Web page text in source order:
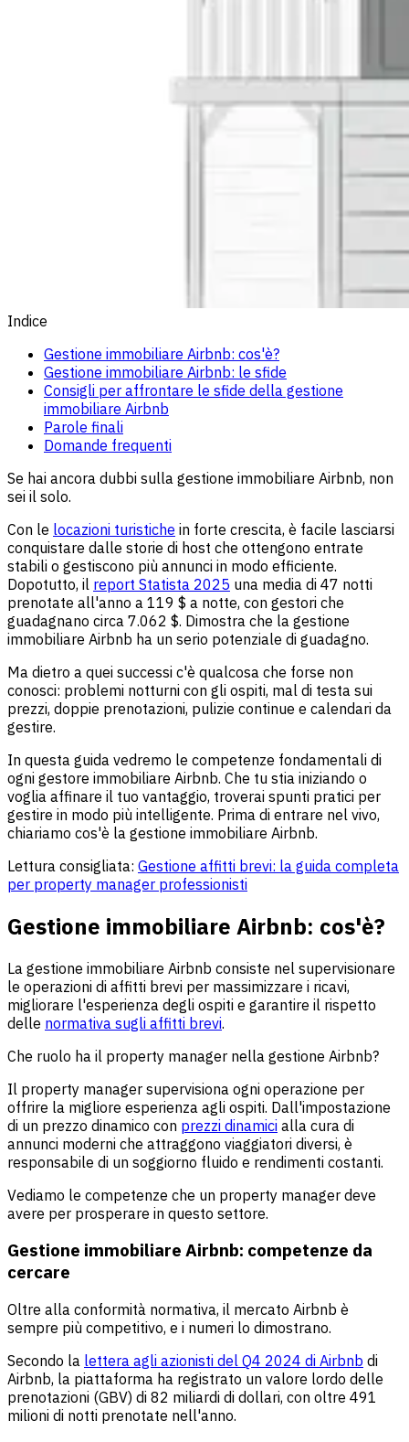
Indice
Gestione immobiliare Airbnb: cos'è?
Gestione immobiliare Airbnb: le sfide
Consigli per affrontare le sfide della gestione
immobiliare Airbnb
Parole finali
Domande frequenti
Se hai ancora dubbi sulla gestione immobiliare Airbnb, non
sei il solo.
Con le locazioni turistiche in forte crescita, è facile lasciarsi
conquistare dalle storie di host che ottengono entrate
stabili o gestiscono più annunci in modo efficiente.
Dopotutto, il report Statista 2025 una media di 47 notti
prenotate all'anno a 119 $ a notte, con gestori che
guadagnano circa 7.062 $. Dimostra che la gestione
immobiliare Airbnb ha un serio potenziale di guadagno.
Ma dietro a quei successi c'è qualcosa che forse non
conosci: problemi notturni con gli ospiti, mal di testa sui
prezzi, doppie prenotazioni, pulizie continue e calendari da
gestire.
In questa guida vedremo le competenze fondamentali di
ogni gestore immobiliare Airbnb. Che tu stia iniziando o
voglia affinare il tuo vantaggio, troverai spunti pratici per
gestire in modo più intelligente. Prima di entrare nel vivo,
chiariamo cos'è la gestione immobiliare Airbnb.
Lettura consigliata: Gestione affitti brevi: la guida completa
per property manager professionisti
Gestione immobiliare Airbnb: cos'è?
La gestione immobiliare Airbnb consiste nel supervisionare
le operazioni di affitti brevi per massimizzare i ricavi,
migliorare l'esperienza degli ospiti e garantire il rispetto
delle normativa sugli affitti brevi.
Che ruolo ha il property manager nella gestione Airbnb?
Il property manager supervisiona ogni operazione per
offrire la migliore esperienza agli ospiti. Dall'impostazione
di un prezzo dinamico con prezzi dinamici alla cura di
annunci moderni che attraggono viaggiatori diversi, è
responsabile di un soggiorno fluido e rendimenti costanti.
Vediamo le competenze che un property manager deve
avere per prosperare in questo settore.
Gestione immobiliare Airbnb: competenze da
cercare
Oltre alla conformità normativa, il mercato Airbnb è
sempre più competitivo, e i numeri lo dimostrano.
Secondo la lettera agli azionisti del Q4 2024 di Airbnb di
Airbnb, la piattaforma ha registrato un valore lordo delle
prenotazioni (GBV) di 82 miliardi di dollari, con oltre 491
milioni di notti prenotate nell'anno.